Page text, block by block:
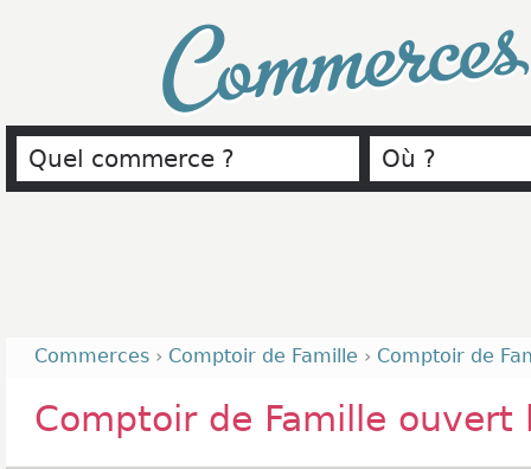
Commerces › Comptoir de Famille › Comptoir de
Comptoir de Famille ouvert